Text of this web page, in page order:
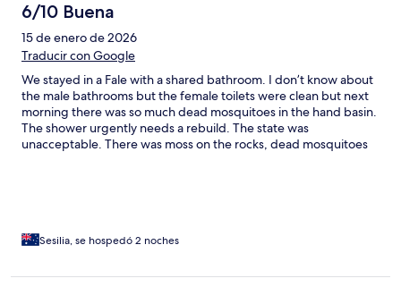
6/10 Buena
15 de enero de 2026
Traducir con Google
We stayed in a Fale with a shared bathroom. I don’t know about
the male bathrooms but the female toilets were clean but next
morning there was so much dead mosquitoes in the hand basin.
The shower urgently needs a rebuild. The state was
unacceptable. There was moss on the rocks, dead mosquitoes
Sesilia, se hospedó 2 noches